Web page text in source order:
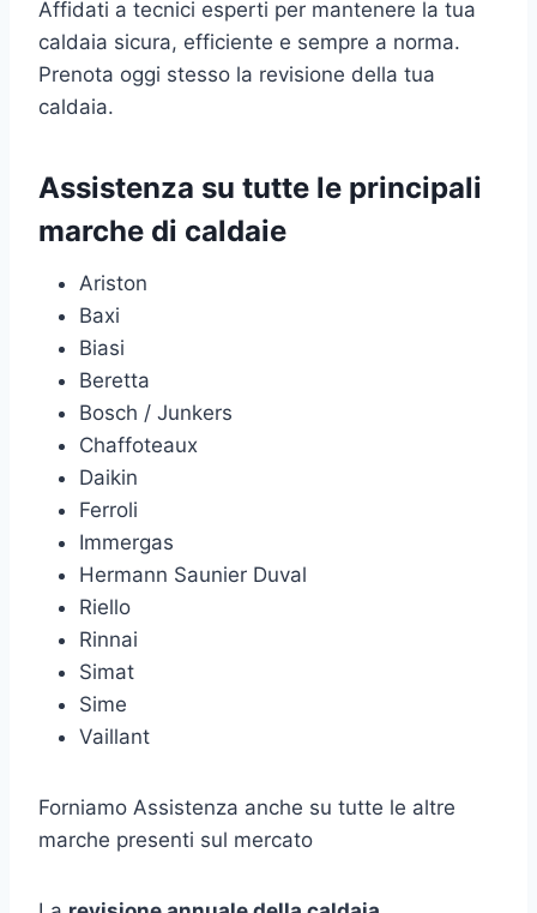
Affidati a tecnici esperti per mantenere la tua
caldaia sicura, efficiente e sempre a norma.
Prenota oggi stesso la revisione della tua
caldaia.
Assistenza su tutte le principali
marche di caldaie
Ariston
Baxi
Biasi
Beretta
Bosch / Junkers
Chaffoteaux
Daikin
Ferroli
Immergas
Hermann Saunier Duval
Riello
Rinnai
Simat
Sime
Vaillant
Forniamo Assistenza anche su tutte le altre
marche presenti sul mercato